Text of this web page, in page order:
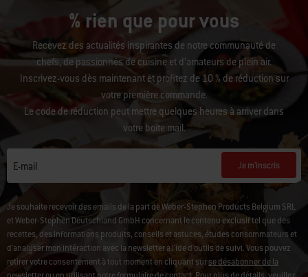
% rien que pour vous
Recevez des actualités inspirantes de notre communauté de
chefs, de passionnés de cuisine et d’amateurs de plein air.
Inscrivez-vous dès maintenant et profitez de 10 % de réduction sur
votre première commande.
Le code de réduction peut mettre quelques heures à arriver dans
votre boîte mail.
E-mail Je m'inscris
Je souhaite recevoir des emails de la part de Weber-Stephen Products Belgium SRL
et Weber-Stephen Deutschland GmbH concernant le contenu exclusif tel que des
recettes, des informations produits, conseils et astuces, études consommateurs et
d'analyser mon intéraction avec la newsletter à l'ide d'outils de suivi. Vous pouvez
retirer votre consentement à tout moment en cliquant surse désabonner de la